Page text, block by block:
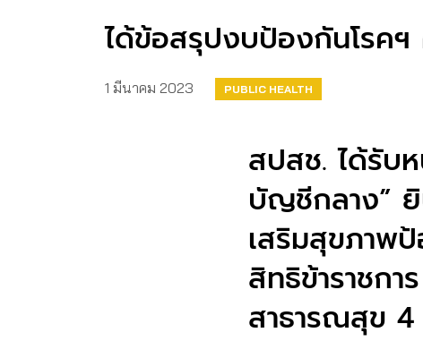
ได้ข้อสรุปงบป้องกันโรค
1 มีนาคม 2023
PUBLIC HEALTH
สปสช. ได้รับ
บัญชีกลาง”
เสริมสุขภาพ
สิทธิข้าราชก
สาธารณสุข